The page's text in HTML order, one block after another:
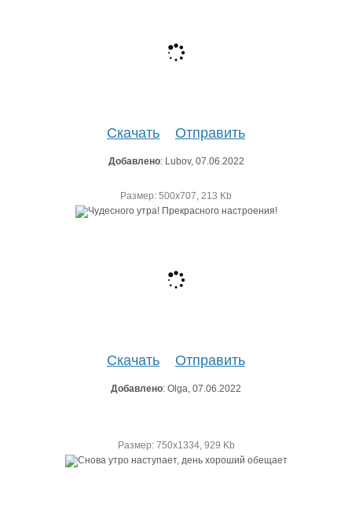
Скачать Отправить
Добавлено: Lubov, 07.06.2022
Размер: 500х707, 213 Kb
Скачать Отправить
Добавлено: Olga, 07.06.2022
Размер: 750х1334, 929 Kb